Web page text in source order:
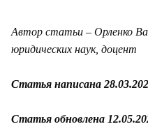
Автор статьи – Орленко
юридических наук, доцент
Статья написана
Статья обновлена